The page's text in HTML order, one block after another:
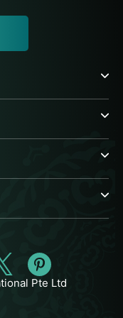
Pte Ltd